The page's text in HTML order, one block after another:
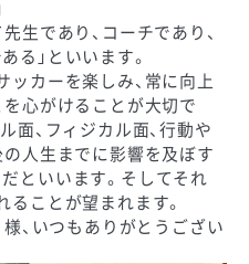
生であり、コーチであり、
る」といいます。
ッカーを楽しみ、常に向上
を心がけることが大切で
面、フィジカル面、行動や
の人生までに影響を及ぼす
といいます。そしてそれ
ることが望まれます。
、いつもありがとうござい